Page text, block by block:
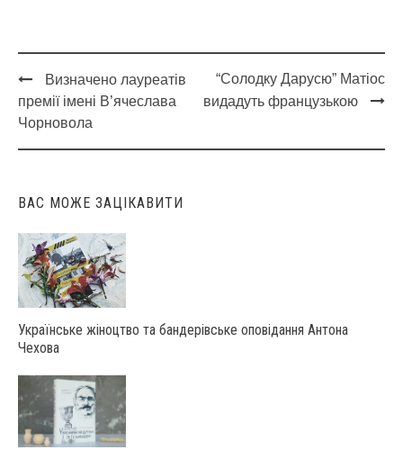
Post
navigation
Визначено лауреатів
премії імені В’ячеслава
Чорновола
“Солодку Дарусю” Матіос
видадуть французькою
ВАС МОЖЕ ЗАЦІКАВИТИ
Українське жіноцтво та бандерівське оповідання Антона
Чехова